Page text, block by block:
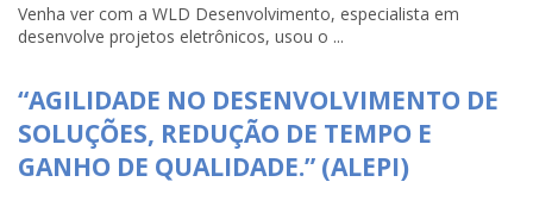
Venha ver com a WLD Desenvolvimento, especialista em
desenvolve projetos eletrônicos, usou o ...
“AGILIDADE NO DESENVOLVIMENTO DE
SOLUÇÕES, REDUÇÃO DE TEMPO E
GANHO DE QUALIDADE.” (ALEPI)